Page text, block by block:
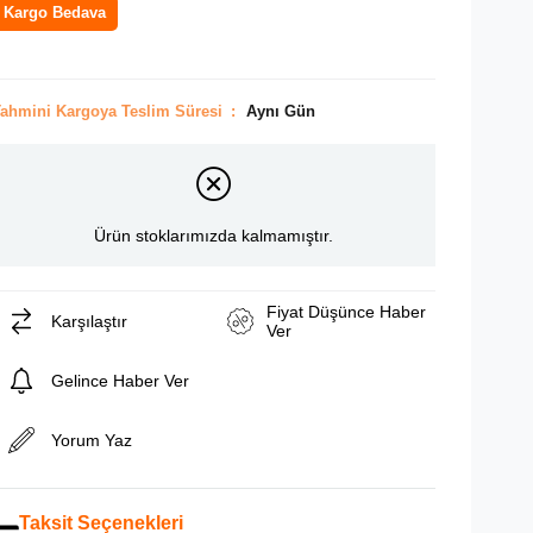
Kargo Bedava
Kargoya Teslim Süresi : Aynı Gün
Ürün stoklarımızda kalmamıştır.
Karşılaştır
Fiyat Düşünce Haber
Ver
Gelince Haber Ver
Yorum Yaz
Taksit Seçenekleri